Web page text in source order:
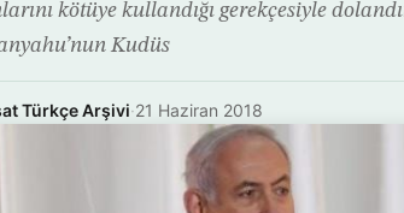
kötüye kullandığı gerekçesiyle
Kudüs
Türkçe Arşivi·21 Haziran 2018